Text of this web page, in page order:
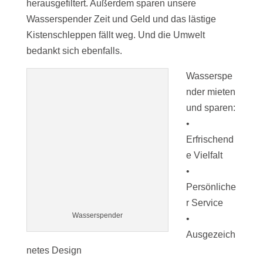
herausgefiltert. Außerdem sparen unsere
Wasserspender Zeit und Geld und das lästige
Kistenschleppen fällt weg. Und die Umwelt
bedankt sich ebenfalls.
Wasserspender
Wasserspe
nder mieten
und sparen:
•
Erfrischend
e Vielfalt
•
Persönliche
r Service
•
Ausgezeich
netes Design